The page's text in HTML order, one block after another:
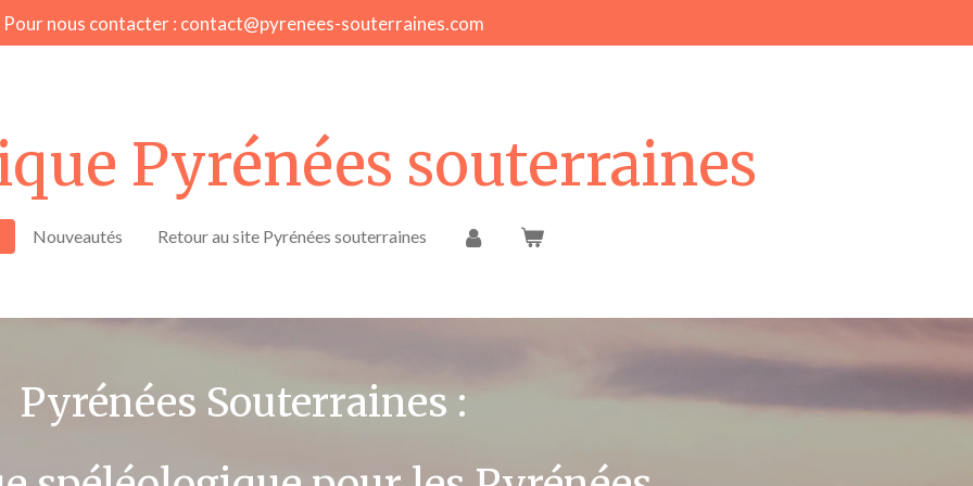
Pour nous contacter : contact@pyrenees-souterraines.com
Pyrénées souterraines
Nouveautés Retour au site Pyrénées souterraines
Pyrénées Souterraines :